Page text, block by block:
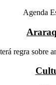
Agenda
regra sobre